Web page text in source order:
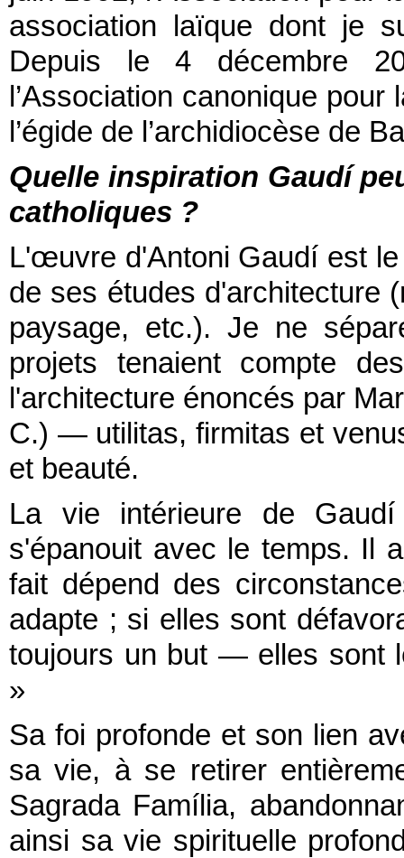
association laïque dont je
Depuis le 4 décembre
l’Association canonique
l’égide de l’archidiocèse de
Quelle inspiration Gaudí
catholiques ?
L'œuvre d'Antoni Gaudí est
de ses études d'architecture
paysage, etc.). Je ne
projets tenaient compte
l'architecture énoncés par
C.) — utilitas, firmitas et
et beauté.
La vie intérieure de
s'épanouit avec le temps. Il
fait dépend des
adapte ; si elles sont
toujours un but — elles sont
»
Sa foi profonde et son lien
sa vie, à se retirer
Sagrada Família,
ainsi sa vie spirituelle